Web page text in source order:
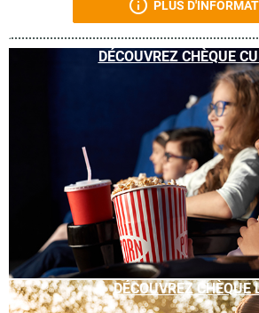
PLUS
DÉCOUVREZ CHÈQUE
DÉCOUVREZ CHÈQUE